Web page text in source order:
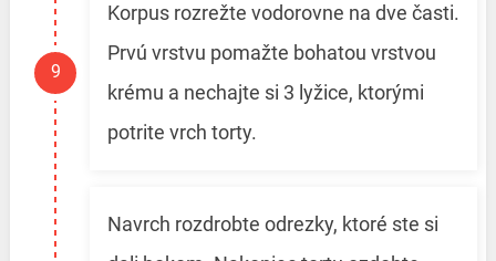
Korpus rozrežte vodorovne na dve časti.
Prvú vrstvu pomažte bohatou vrstvou
krému a nechajte si 3 lyžice, ktorými
potrite vrch torty.
Navrch rozdrobte odrezky, ktoré ste si